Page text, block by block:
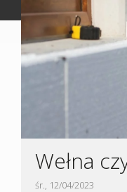
śr., 12/04/2023